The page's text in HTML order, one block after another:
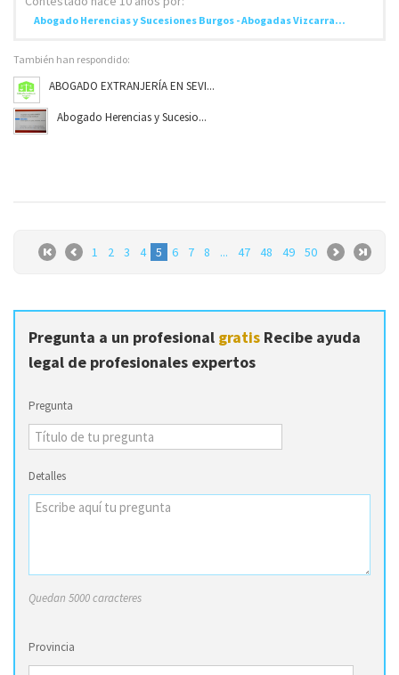
Abogado Herencias y Sucesiones Burgos - Abogadas Vizcarra...
También han respondido:
ABOGADO EXTRANJERÍA EN SEVI...
Abogado Herencias y Sucesio...
1 2 3 4 5 6 7 8 ... 47 48 49 50
Pregunta a un profesional gratis Recibe ayuda
legal de profesionales expertos
Pregunta
Detalles
Quedan 5000 caracteres
Provincia